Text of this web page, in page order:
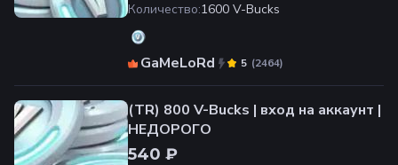
Количество:1600 V-Bucks
GaMeLoRd (2464)
5
(TR) 800 V-Bucks | вход на аккаунт |
НЕДОРОГО
540 ₽